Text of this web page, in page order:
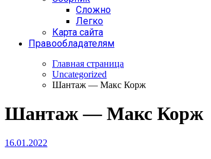
Сложно
Легко
Карта сайта
Правообладателям
Главная страница
Uncategorized
Шантаж — Макс Корж
Шантаж — Макс Корж
16.01.2022